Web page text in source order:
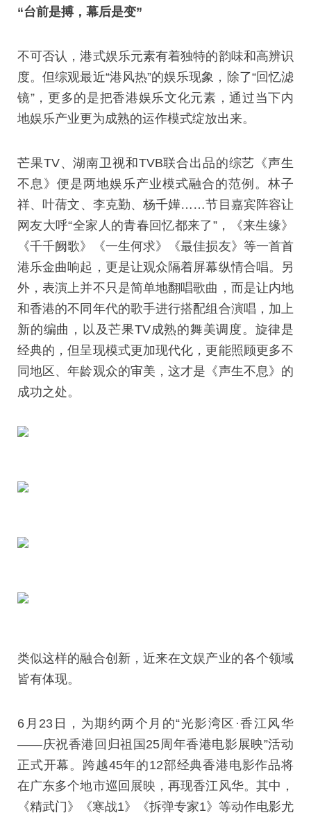
“台前是搏，幕后是变”
不可否认，港式娱乐元素有着独特的韵味和高辨识
度。但综观最近“港风热”的娱乐现象，除了“回忆滤
镜”，更多的是把香港娱乐文化元素，通过当下内
地娱乐产业更为成熟的运作模式绽放出来。
芒果TV、湖南卫视和TVB联合出品的综艺《声生
不息》便是两地娱乐产业模式融合的范例。林子
祥、叶蒨文、李克勤、杨千嬅……节目嘉宾阵容让
网友大呼“全家人的青春回忆都来了”，《来生缘》
《千千阙歌》《一生何求》《最佳损友》等一首首
港乐金曲响起，更是让观众隔着屏幕纵情合唱。另
外，表演上并不只是简单地翻唱歌曲，而是让内地
和香港的不同年代的歌手进行搭配组合演唱，加上
新的编曲，以及芒果TV成熟的舞美调度。旋律是
经典的，但呈现模式更加现代化，更能照顾更多不
同地区、年龄观众的审美，这才是《声生不息》的
成功之处。
类似这样的融合创新，近来在文娱产业的各个领域
皆有体现。
6月23日，为期约两个月的“光影湾区·香江风华
——庆祝香港回归祖国25周年香港电影展映”活动
正式开幕。跨越45年的12部经典香港电影作品将
在广东多个地市巡回展映，再现香江风华。其中，
《精武门》《寒战1》《拆弹专家1》等动作电影尤